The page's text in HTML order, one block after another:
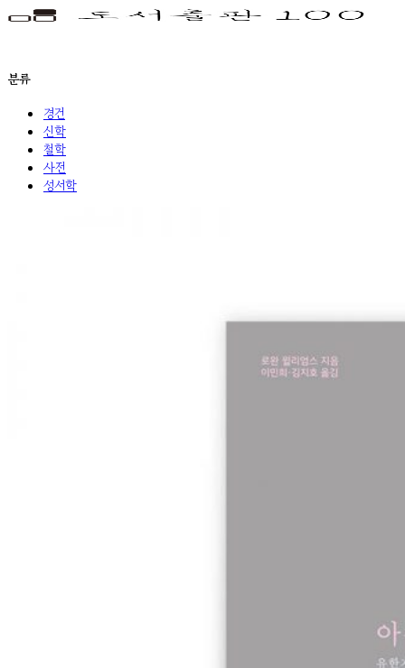
분류
경건
신학
철학
사전
성서학